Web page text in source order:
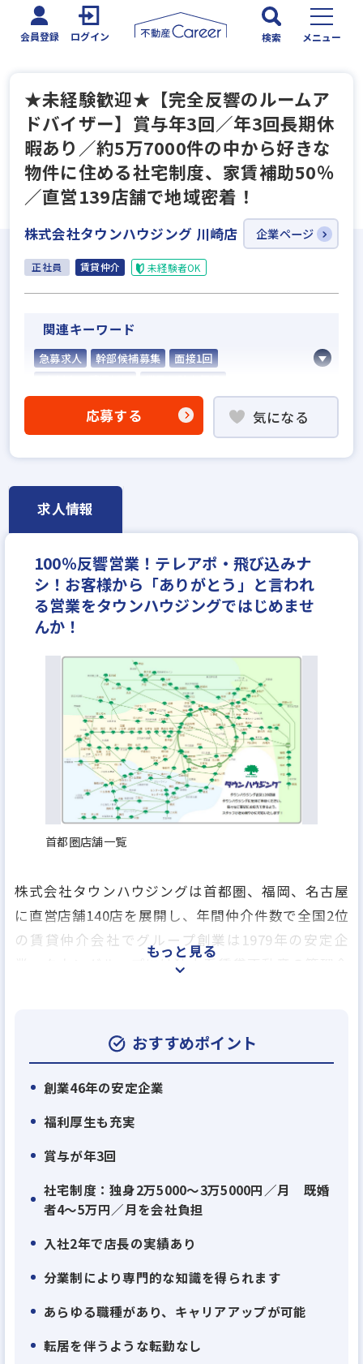
会員登録 ログイン 検索 メニュー
★未経験歓迎★【完全反響のルームア
ドバイザー】賞与年3回／年3回長期休
暇あり／約5万7000件の中から好きな
物件に住める社宅制度、家賃補助50％
／直営139店舗で地域密着！
株式会社タウンハウジング 川崎店 企業ページ
正社員 賃貸仲介 未経験者OK
関連キーワード
急募求人 幹部候補募集
面接1回
不動産売買仲介経験者歓迎
既卒・第2新卒歓迎
成果給が充実
設立30年以上
学歴不問
宅建取引士歓迎
社宅・家賃補助あり
資格支援制度あり
研修制度あり
転勤なし
残業少ない
女性が活躍中
ノルマ無し
離職率5％以下
平均年齢20代
応募する 気になる
求人情報
100％反響営業！テレアポ・飛び込みナ
シ！お客様から「ありがとう」と言われ
る営業をタウンハウジングではじめませ
んか！
首都圏店舗一覧
株式会社タウンハウジングは首都圏、福岡、名古屋
に直営店舗140店を展開し、年間仲介件数で全国2位
の賃貸仲介会社でグループ創業は1979年の安定企
業、タウングループには独立系賃貸不動産の管理会
飲食事業を行う会社など、グループ全17社で総合生
活関連のあらゆるサービスを提供しております。
もっと見る
おすすめポイント
創業46年の安定企業
福利厚生も充実
賞与が年3回
社宅制度：独身2万5000～3万5000円／月 既婚
者4～5万円／月を会社負担
入社2年で店長の実績あり
分業制により専門的な知識を得られます
あらゆる職種があり、キャリアアップが可能
転居を伴うような転勤なし